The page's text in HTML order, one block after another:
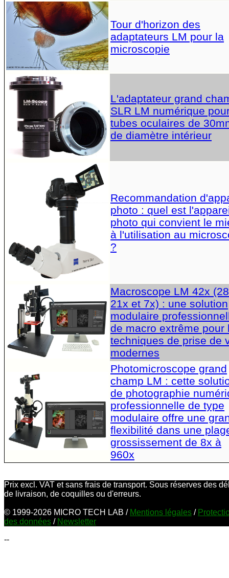
Tour d'horizon des
adaptateurs LM pour la
microscopie
L'adaptateur grand
SLR LM numérique
tubes oculaires de
de diamètre intérieur
Recommandation
photo : quel est
photo qui convient le
à l'utilisation au
?
Macroscope LM 42x
21x et 7x) : une solution
modulaire
de macro extrême pour
techniques de prise de
modernes
Photomicroscope grand
champ LM : cette
de photographie
professionnelle de type
modulaire offre une
flexibilité dans une
grossissement de 8x à
960x
Prix excl. VAT et sans frais de transport. Sous réserves des
de livraison, de coquilles ou d'erreurs.
© 1999-2026 MICRO TECH LAB / Mentions légales /
des données / Newsletter
--